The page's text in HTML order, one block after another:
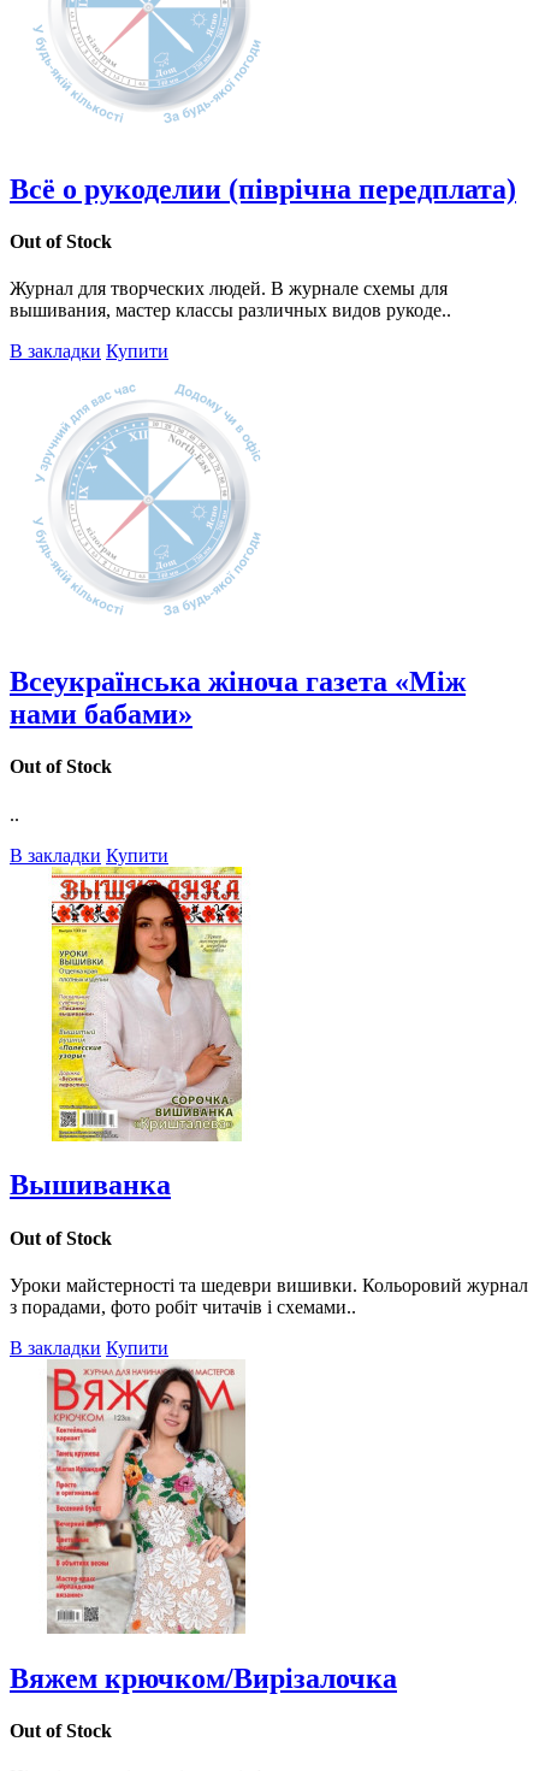
Всё о рукоделии (піврічна передплата)
Out of Stock
Журнал для творческих людей. В журнале схемы для
вышивания, мастер классы различных видов рукоде..
В закладки Купити
Всеукраїнська жіноча газета «Між
нами бабами»
Out of Stock
..
В закладки Купити
Вышиванка
Out of Stock
Уроки майстерності та шедеври вишивки. Кольоровий журнал
з порадами, фото робіт читачів і схемами..
В закладки Купити
Вяжем крючком/Вирізалочка
Out of Stock